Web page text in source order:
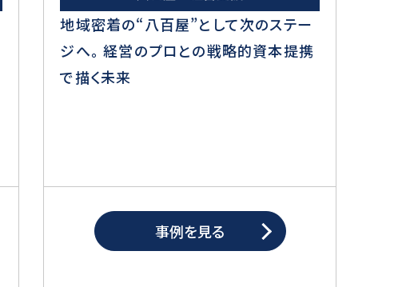
地域密着の“八百屋”として次のステー
ジへ。 経営のプロとの戦略的資本提携
で描く未来
事例を見る